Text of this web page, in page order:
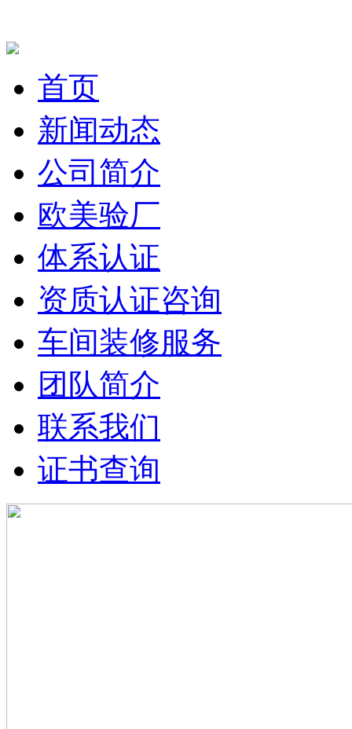
首页
新闻动态
公司简介
欧美验厂
体系认证
资质认证咨询
车间装修服务
团队简介
联系我们
证书查询